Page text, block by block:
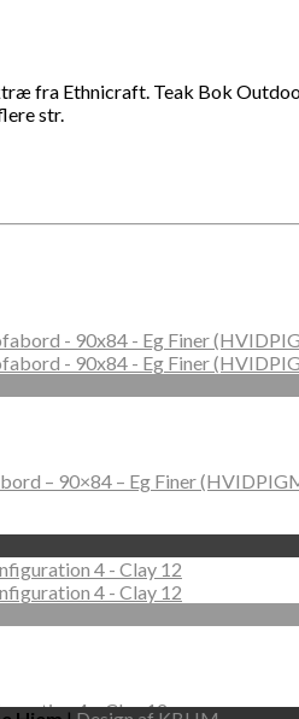
fra Ethnicraft. Teak Bok
str.
– 90×84 – Eg Finer
4 – Clay 12